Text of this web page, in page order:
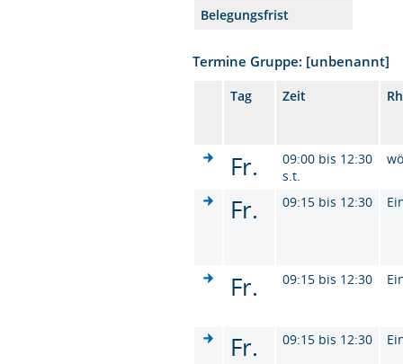
Belegungsfrist
Termine Gruppe: [unbenannt]
Tag Zeit
Fr.
09:00 bis 12:30
s.t.
Fr. 09:15 bis 12:30
Fr. 09:15 bis 12:30
Fr. 09:15 bis 12:30